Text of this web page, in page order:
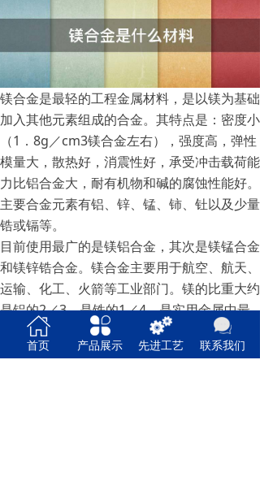
镁合金是最轻的工程金属材料，是以镁为基础
加入其他元素组成的合金。其特点是：密度小
（1．8g／cm3镁合金左右），强度高，弹性
模量大，散热好，消震性好，承受冲击载荷能
力比铝合金大，耐有机物和碱的腐蚀性能好。
主要合金元素有铝、锌、锰、铈、钍以及少量
锆或镉等。
目前使用最广的是镁铝合金，其次是镁锰合金
和镁锌锆合金。镁合金主要用于航空、航天、
运输、化工、火箭等工业部门。镁的比重大约
是铝的2／3，是铁的1／4，是实用金属中最
轻的金属，高强度、高刚性。
首页 产品展示 先进工艺 联系我们